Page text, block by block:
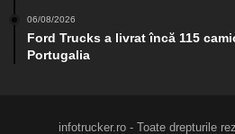
06/08/2026
Ford Trucks a livrat încă 115
Portugalia
infotrucker.ro - Toate drepturile